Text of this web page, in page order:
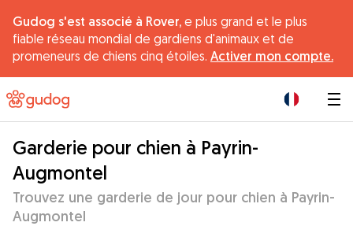
Gudog s'est associé à Rover, e plus grand et le plus
fiable réseau mondial de gardiens d'animaux et de
promeneurs de chiens cinq étoiles. Activer mon compte.
Garderie pour chien à Payrin-
Augmontel
Trouvez une garderie de jour pour chien à Payrin-
Augmontel